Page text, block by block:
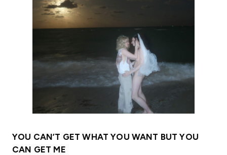
YOU CAN’T GET WHAT YOU WANT BUT YOU
CAN GET ME